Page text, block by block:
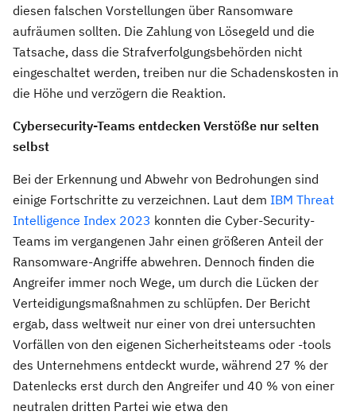
diesen falschen Vorstellungen über Ransomware
aufräumen sollten. Die Zahlung von Lösegeld und die
Tatsache, dass die Strafverfolgungsbehörden nicht
eingeschaltet werden, treiben nur die Schadenskosten in
die Höhe und verzögern die Reaktion.
Cybersecurity-Teams entdecken Verstöße nur selten
selbst
Bei der Erkennung und Abwehr von Bedrohungen sind
einige Fortschritte zu verzeichnen. Laut dem IBM Threat
Intelligence Index 2023 konnten die Cyber-Security-
Teams im vergangenen Jahr einen größeren Anteil der
Ransomware-Angriffe abwehren. Dennoch finden die
Angreifer immer noch Wege, um durch die Lücken der
Verteidigungsmaßnahmen zu schlüpfen. Der Bericht
ergab, dass weltweit nur einer von drei untersuchten
Vorfällen von den eigenen Sicherheitsteams oder -tools
des Unternehmens entdeckt wurde, während 27 % der
Datenlecks erst durch den Angreifer und 40 % von einer
neutralen dritten Partei wie etwa den